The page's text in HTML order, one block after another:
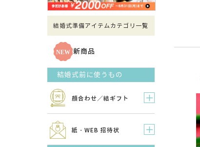
結婚式準備アイテムカテゴリ一覧
新商品
結婚式前に使うもの
顔合わせ／結ギフト
紙・WEB 招待状